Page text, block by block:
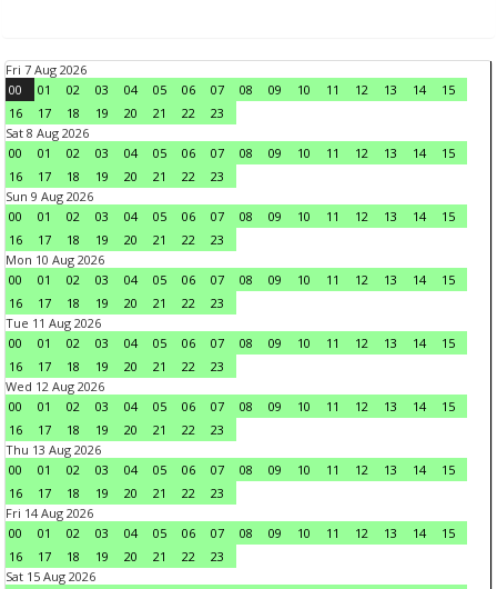
Fri 7 Aug 2026
00
01 02 03 04 05 06 07 08 09 10 11 12 13 14
15
16
17 18 19 20 21 22
23
Sat 8 Aug 2026
00
01 02 03 04 05 06 07 08 09 10 11 12 13 14
15
16
17 18 19 20 21 22
23
Sun 9 Aug 2026
00
01 02 03 04 05 06 07 08 09 10 11 12 13 14
15
16
17 18 19 20 21 22
23
Mon 10 Aug 2026
00
01 02 03 04 05 06 07 08 09 10 11 12 13 14
15
16
17 18 19 20 21 22
23
Tue 11 Aug 2026
00
01 02 03 04 05 06 07 08 09 10 11 12 13 14
15
16
17 18 19 20 21 22
23
Wed 12 Aug 2026
00
01 02 03 04 05 06 07 08 09 10 11 12 13 14
15
16
17 18 19 20 21 22
23
Thu 13 Aug 2026
00
01 02 03 04 05 06 07 08 09 10 11 12 13 14
15
16
17 18 19 20 21 22
23
Fri 14 Aug 2026
00
01 02 03 04 05 06 07 08 09 10 11 12 13 14
15
16
17 18 19 20 21 22
23
Sat 15 Aug 2026